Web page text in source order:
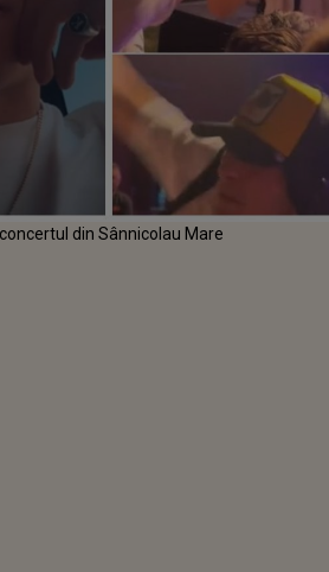
din Sânnicolau Mare